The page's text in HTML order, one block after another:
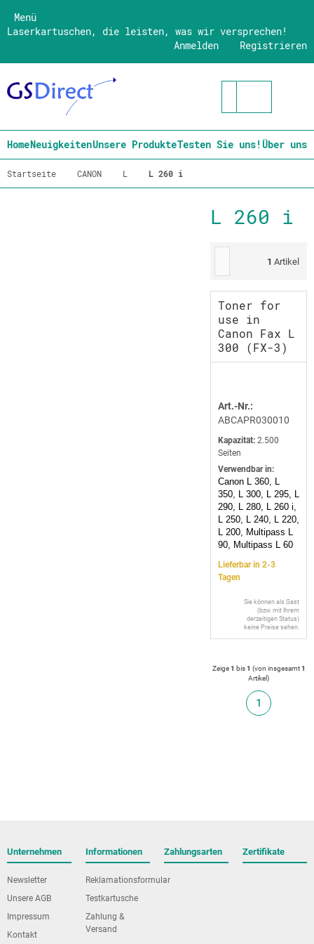
Menü
Laserkartuschen, die leisten, was wir versprechen!
Registrieren
Anmelden
HomeNeuigkeitenUnsere ProdukteTesten Sie uns!Über uns
Startseite CANON L L 260 i
L 260 i
1 Artikel
Toner for
use in
Canon Fax L
300 (FX-3)
Art.-Nr.:
ABCAPR030010
Kapazität: 2.500
Seiten
Verwendbar in:
Canon L 360, L
350, L 300, L 295, L
290, L 280, L 260 i,
L 250, L 240, L 220,
L 200, Multipass L
90, Multipass L 60
Lieferbar in 2-3
Tagen
Sie können als Gast
(bzw. mit Ihrem
derzeitigen Status)
keine Preise sehen.
Zeige1 bis1 (von insgesamt1
Artikel)
1
Unternehmen
Newsletter
Unsere AGB
Impressum
Kontakt
Informationen
Reklamationsformular
Testkartusche
Zahlung &
Versand
Zahlungsarten Zertifikate